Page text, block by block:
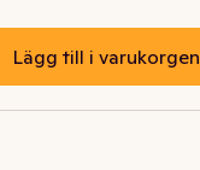
Lägg till i varukorgen